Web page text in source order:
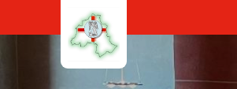
Zum Inhalt springen